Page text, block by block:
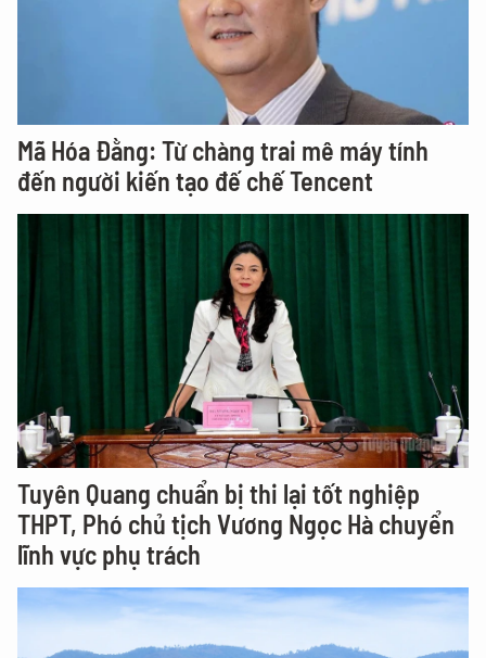
Mã Hóa Đằng: Từ chàng trai mê máy tính
đến người kiến tạo đế chế Tencent
Tuyên Quang chuẩn bị thi lại tốt nghiệp
THPT, Phó chủ tịch Vương Ngọc Hà chuyển
lĩnh vực phụ trách